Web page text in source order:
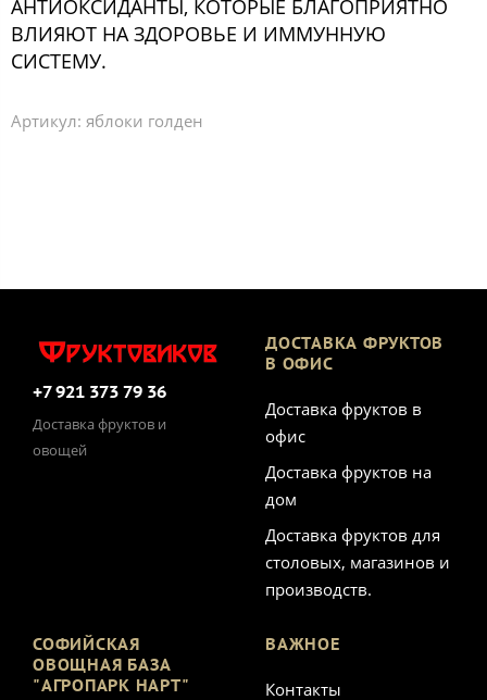
АНТИОКСИДАНТЫ, КОТОРЫЕ БЛАГОПРИЯТНО
ВЛИЯЮТ НА ЗДОРОВЬЕ И ИММУННУЮ
СИСТЕМУ.
Артикул: яблоки голден
+7 921 373 79 36
Доставка фруктов и
овощей
ДОСТАВКА ФРУКТОВ
В ОФИС
Доставка фруктов в
офис
Доставка фруктов на
дом
Доставка фруктов для
столовых, магазинов и
производств.
СОФИЙСКАЯ
ОВОЩНАЯ БАЗА
"АГРОПАРК НАРТ"
ВАЖНОЕ
Контакты